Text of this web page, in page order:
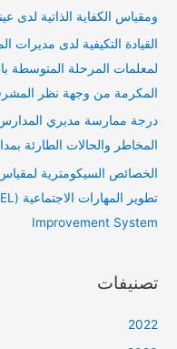
ومقياس الكفاية الذاتية
القيادة التكيفية لدى مديرات
لمعلمات المرحلة المتوسطة
المكرمة من وجهة نظر
درجة ممارسة مديري المدارس
المخاطر والحالات الطارئة
الخصائص السيكومترية لمقياس
Improvement System
تصنيفات
2022